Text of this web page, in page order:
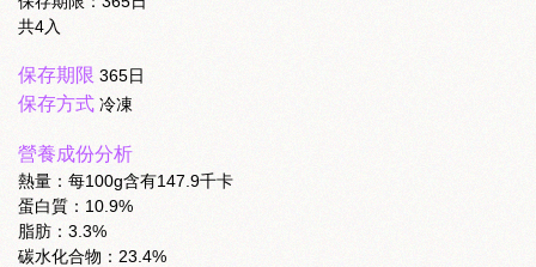
共4入
保存期限 365日
保存方式 冷凍
營養成份分析
熱量：每100g含有147.9千卡
蛋白質：10.9%
脂肪：3.3%
碳水化合物：23.4%